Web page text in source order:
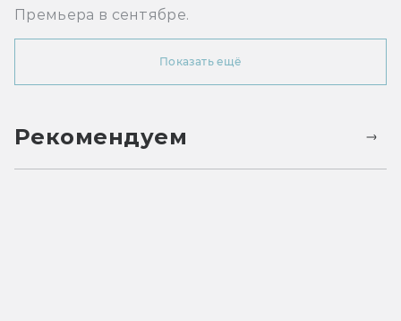
Премьера в сентябре.
Показать ещё
Рекомендуем